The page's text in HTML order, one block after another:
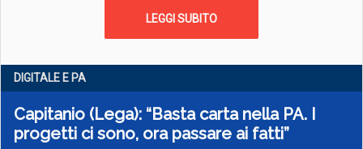
LEGGI SUBITO
DIGITALE E PA
Capitanio (Lega): “Basta carta nella PA. I
progetti ci sono, ora passare ai fatti”